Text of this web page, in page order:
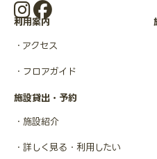
利用案内
アクセス
フロアガイド
施設貸出・予約
施設紹介
詳しく見る・利用したい